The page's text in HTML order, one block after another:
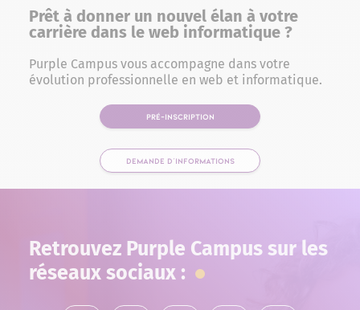
Prêt à donner un nouvel élan à votre
carrière dans le web informatique ?
Purple Campus vous accompagne dans votre
évolution professionnelle en web et informatique.
PRÉ-INSCRIPTION
DEMANDE D'INFORMATIONS
Retrouvez Purple Campus sur les
réseaux sociaux :